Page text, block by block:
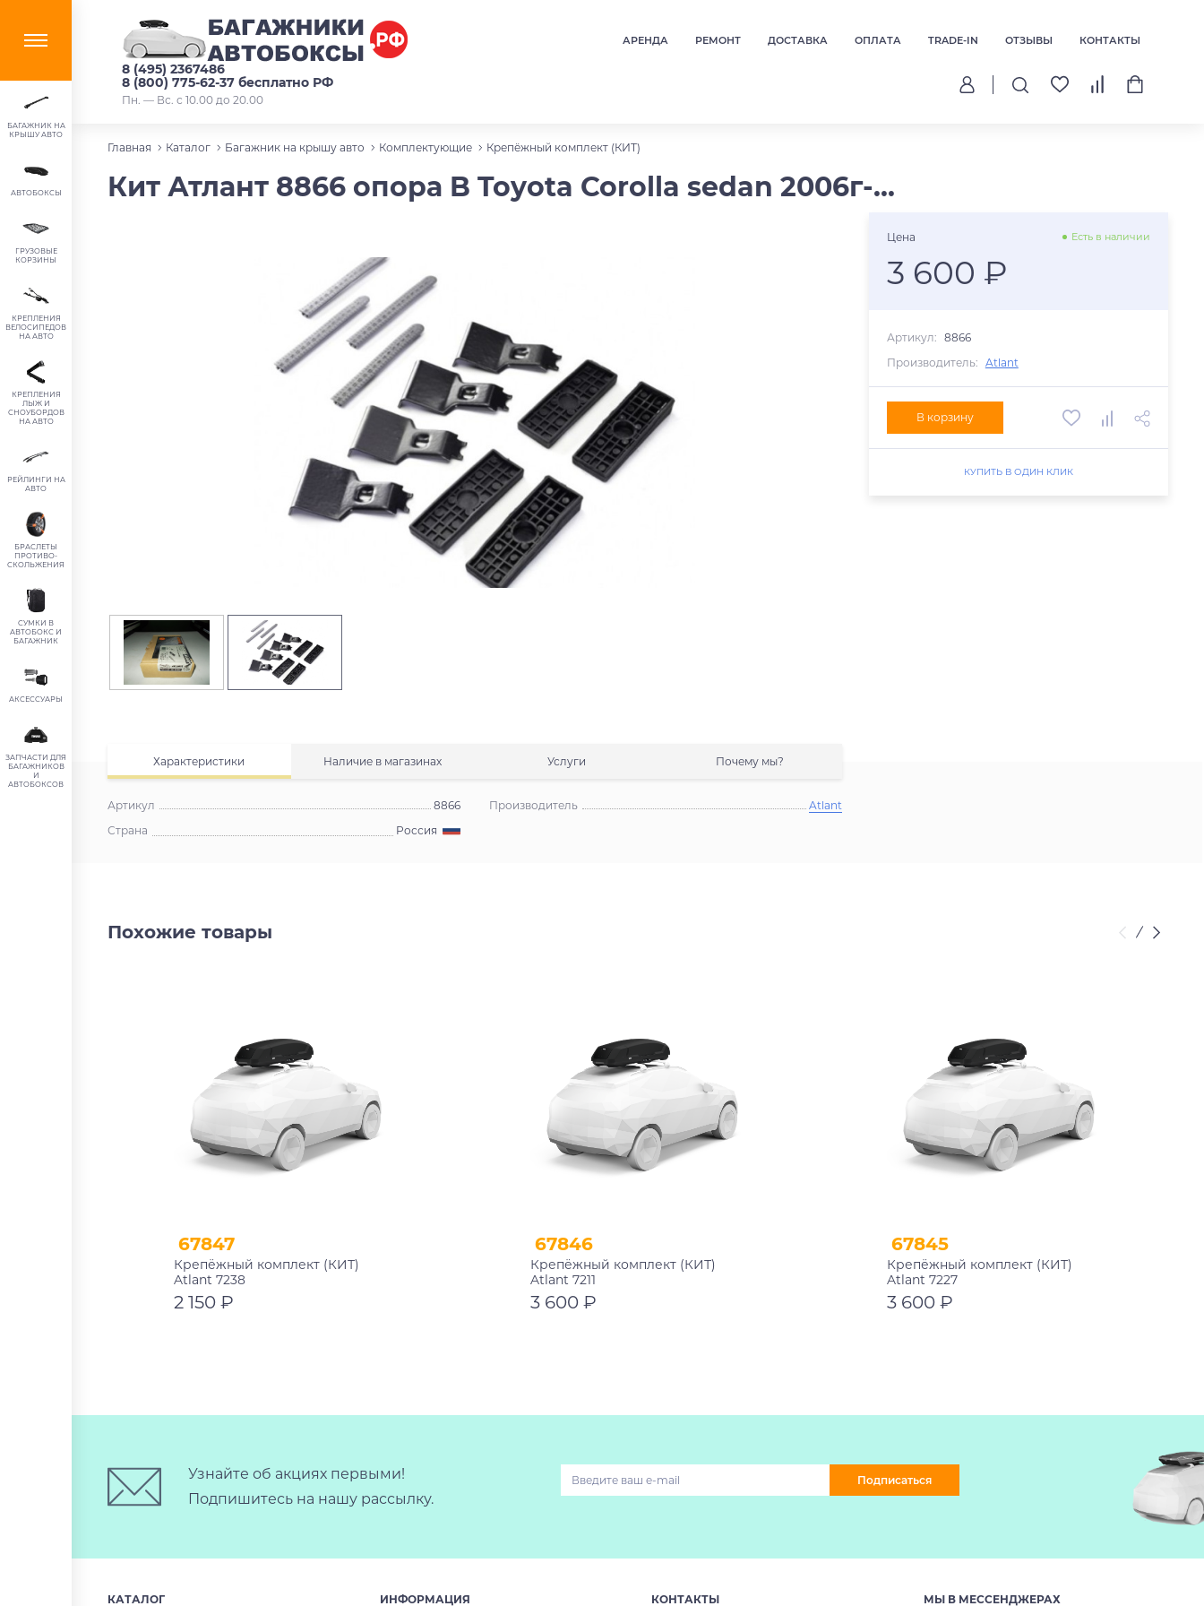
АРЕНДА РЕМОНТ ДОСТАВКА ОПЛАТА TRADE-IN ОТЗЫВЫ КОНТАКТЫ
8 (495) 2367486
8 (800) 775-62-37 бесплатно РФ
Пн. — Вс. с 10.00 до 20.00
БАГАЖНИК НА
КРЫШУ АВТО
АВТОБОКСЫ
ГРУЗОВЫЕ
КОРЗИНЫ
КРЕПЛЕНИЯ
ВЕЛОСИПЕДОВ
НА АВТО
КРЕПЛЕНИЯ
ЛЫЖ И
СНОУБОРДОВ
НА АВТО
РЕЙЛИНГИ НА
АВТО
БРАСЛЕТЫ
ПРОТИВО-
СКОЛЬЖЕНИЯ
СУМКИ В
АВТОБОКС И
БАГАЖНИК
АКСЕССУАРЫ
ЗАПЧАСТИ ДЛЯ
БАГАЖНИКОВ
И
АВТОБОКСОВ
Главная Каталог Багажник на крышу авто Комплектующие Крепёжный комплект (КИТ)
Кит Атлант 8866 опора B Toyota Corolla sedan 2006г-...
Характеристики Наличие в магазинах Услуги Почему мы?
Артикул 8866 Производитель
Atlant
Страна
Россия
Цена Есть в наличии
3 600 ₽
Артикул: 8866
Производитель: Atlant
В корзину
КУПИТЬ В ОДИН КЛИК
Похожие товары
67847
Крепёжный комплект (КИТ)
Atlant 7238
2 150 ₽
67846
Крепёжный комплект (КИТ)
Atlant 7211
3 600 ₽
67845
Крепёжный комплект (КИТ)
Atlant 7227
3 600 ₽
Узнайте об акциях первыми!
Подпишитесь на нашу рассылку.
Подписаться
КАТАЛОГ ИНФОРМАЦИЯ КОНТАКТЫ МЫ В МЕССЕНДЖЕРАХ